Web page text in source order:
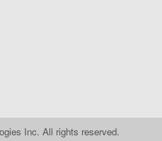
Inc. All rights reserved.